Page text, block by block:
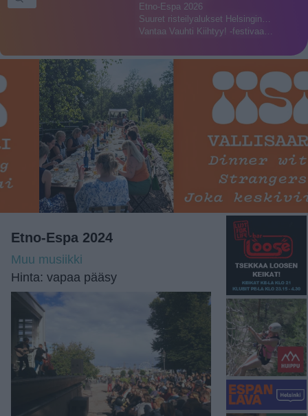
Etno-Espa 2026
Suuret risteilyalukset Helsingin…
Vantaa Vauhti Kiihtyy! -festivaa…
Etno-Espa 2024
Muu musiikki
Hinta: vapaa pääsy